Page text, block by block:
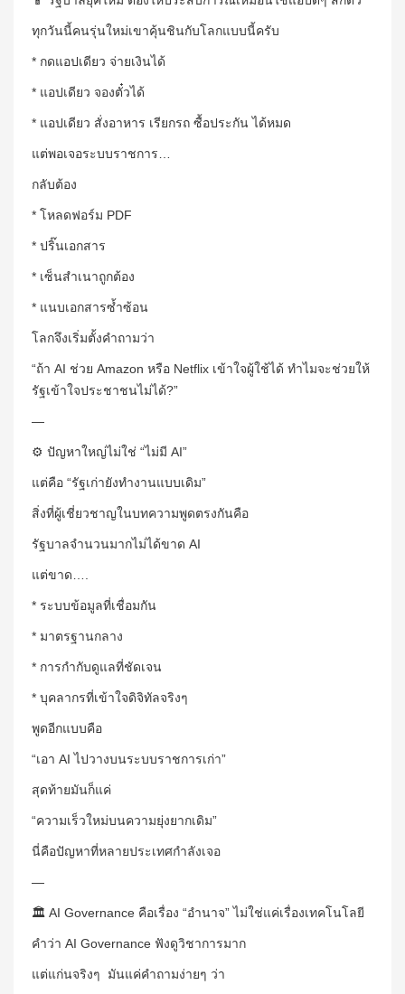
ทุกวันนี้คนรุ่นใหม่เขาคุ้นชินกับโลกแบบนี้ครับ
* กดแอปเดียว จ่ายเงินได้
* แอปเดียว จองตั๋วได้
* แอปเดียว สั่งอาหาร เรียกรถ ซื้อประกัน ได้หมด
แต่พอเจอระบบราชการ…
กลับต้อง
* โหลดฟอร์ม PDF
* ปริ๊นเอกสาร
* เซ็นสำเนาถูกต้อง
* แนบเอกสารซ้ำซ้อน
โลกจึงเริ่มตั้งคำถามว่า
“ถ้า AI ช่วย Amazon หรือ Netflix เข้าใจผู้ใช้ได้ ทำไมจะช่วยให้
รัฐเข้าใจประชาชนไม่ได้?”
—
⚙️ ปัญหาใหญ่ไม่ใช่ “ไม่มี AI”
แต่คือ “รัฐเก่ายังทำงานแบบเดิม”
สิ่งที่ผู้เชี่ยวชาญในบทความพูดตรงกันคือ
รัฐบาลจำนวนมากไม่ได้ขาด AI
แต่ขาด….
* ระบบข้อมูลที่เชื่อมกัน
* มาตรฐานกลาง
* การกำกับดูแลที่ชัดเจน
* บุคลากรที่เข้าใจดิจิทัลจริงๆ
พูดอีกแบบคือ
“เอา AI ไปวางบนระบบราชการเก่า”
สุดท้ายมันก็แค่
“ความเร็วใหม่บนความยุ่งยากเดิม”
นี่คือปัญหาที่หลายประเทศกำลังเจอ
—
🏛️ AI Governance คือเรื่อง “อำนาจ” ไม่ใช่แค่เรื่องเทคโนโลยี
คำว่า AI Governance ฟังดูวิชาการมาก
แต่แก่นจริงๆ มันแค่คำถามง่ายๆ ว่า